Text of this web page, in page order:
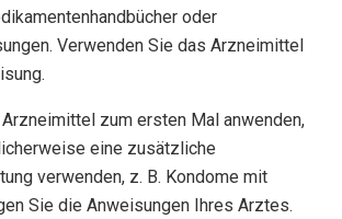
oder
Verwenden Sie das Arzneimittel
zum ersten Mal anwenden,
eine zusätzliche
verwenden, z. B. Kondome mit
Sie die Anweisungen Ihres Arztes.